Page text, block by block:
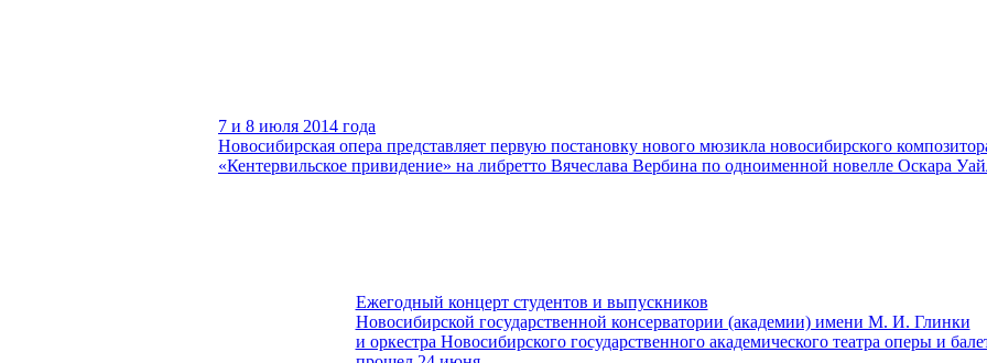
7 и 8 июля 2014 года
Новосибирская опера представляет первую постановку нового мюзикла новосибирского
«Кентервильское привидение» на либретто Вячеслава Вербина по одноименной новелле Оскара
Ежегодный концерт студентов и выпускников
Новосибирской государственной консерватории (академии) имени М. И. Глинки
и оркестра Новосибирского государственного академического театра оперы и